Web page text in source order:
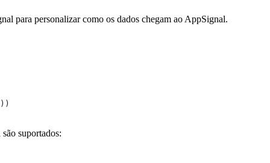
para personalizar como os dados chegam ao AppSignal.
))
suportados: